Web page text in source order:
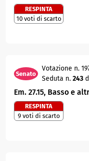
RESPINTA
10 voti di scarto
Senato
Votazione n.
Seduta n. 243
Em. 27.15, Basso e
RESPINTA
9 voti di scarto